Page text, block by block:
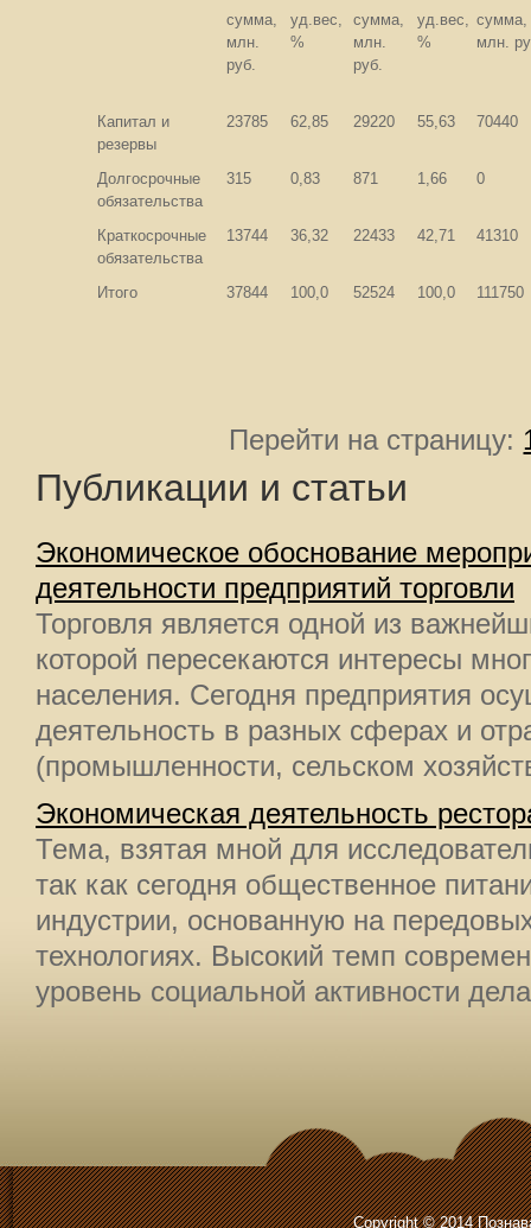
сумма,
млн.
руб.
уд.вес,
%
сумма,
млн.
руб.
уд.вес,
%
сумма,
млн.
Капитал и
резервы
23785 62,85 29220 55,63 70440
Долгосрочные
обязательства
315 0,83 871 1,66 0
Краткосрочные
обязательства
13744 36,32 22433 42,71 41310
Итого 37844 100,0 52524 100,0 111750
Перейти на страницу:
Публикации и статьи
Экономическое обоснование
деятельности предприятий торговли
Торговля является одной из
которой пересекаются интересы
населения. Сегодня предприятия
деятельность в разных сферах и
(промышленности, сельском
Экономическая деятельность
Тема, взятая мной для
так как сегодня общественное
индустрии, основанную на
технологиях. Высокий темп
уровень социальной активности
Copyright © 2014